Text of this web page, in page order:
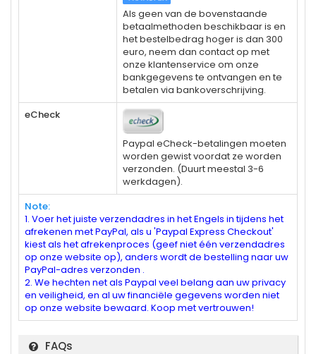
Als geen van de bovenstaande
betaalmethoden beschikbaar is en
het bestelbedrag hoger is dan 300
euro, neem dan contact op met
onze klantenservice om onze
bankgegevens te ontvangen en te
betalen via bankoverschrijving.
eCheck
Paypal eCheck-betalingen moeten
worden gewist voordat ze worden
verzonden. (Duurt meestal 3-6
werkdagen).
Note:
1. Voer het juiste verzendadres in het Engels in tijdens het
afrekenen met PayPal, als u 'Paypal Express Checkout'
kiest als het afrekenproces (geef niet één verzendadres
op onze website op), anders wordt de bestelling naar uw
PayPal-adres verzonden .
2. We hechten net als Paypal veel belang aan uw privacy
en veiligheid, en al uw financiële gegevens worden niet
op onze website bewaard. Koop met vertrouwen!
FAQs